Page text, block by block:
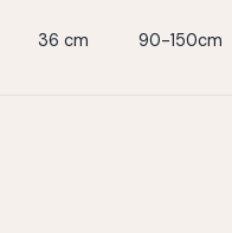
36 cm 90-150cm